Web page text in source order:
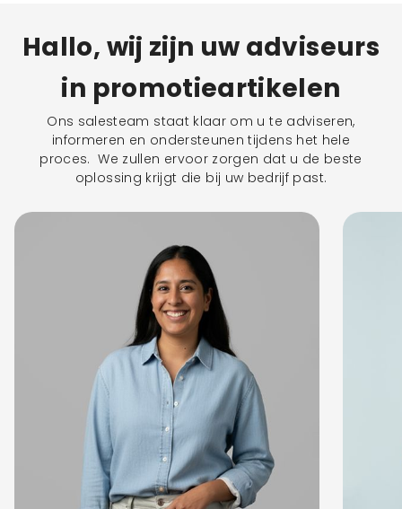
Hallo, wij zijn uw adviseurs
in promotieartikelen
Ons salesteam staat klaar om u te adviseren,
informeren en ondersteunen tijdens het hele
proces. We zullen ervoor zorgen dat u de beste
oplossing krijgt die bij uw bedrijf past.